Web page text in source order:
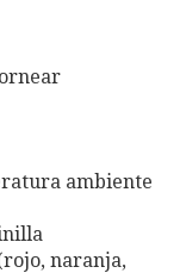
ambiente
naranja,